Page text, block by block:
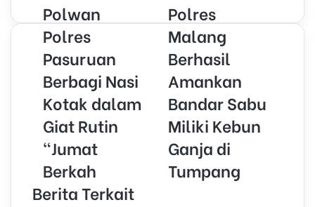
o
e
Polwan
Polres
Pasuruan
Berbagi Nasi
Kotak dalam
Giat Rutin
“Jumat
Berkah
Polres
Malang
Berhasil
Amankan
Bandar Sabu
Miliki Kebun
Ganja di
Tumpang
Berita Terkait